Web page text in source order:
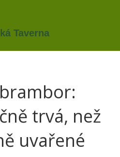
trvá, než
uvařené